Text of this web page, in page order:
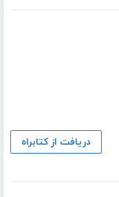
دریافت از کتابراه